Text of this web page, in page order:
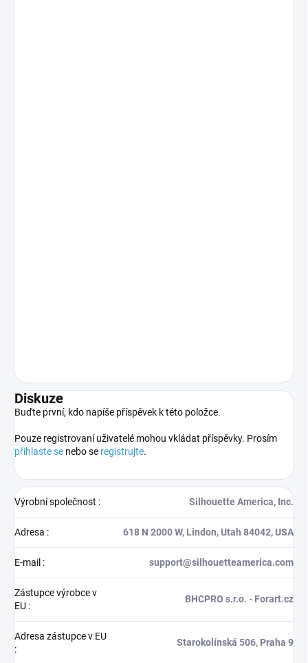
Diskuze
Buďte první, kdo napíše příspěvek k této položce.
Pouze registrovaní uživatelé mohou vkládat příspěvky. Prosím
přihlaste se nebo se registrujte.
Výrobní společnost : Silhouette America, Inc.
Adresa : 618 N 2000 W, Lindon, Utah 84042, USA
E-mail : support@silhouetteamerica.com
Zástupce výrobce v
EU :
BHCPRO s.r.o. - Forart.cz
Adresa zástupce v EU
:
Starokolínská 506, Praha 9